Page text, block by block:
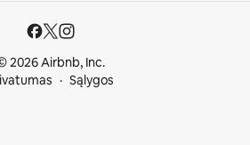
2026 Airbnb, Inc.
Sąlygos